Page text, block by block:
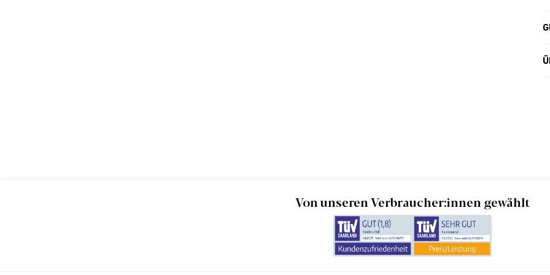
Von unseren Verbraucher:innen gewählt